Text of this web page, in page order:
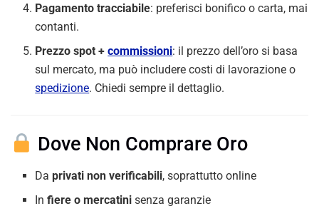
Pagamento tracciabile: preferisci bonifico o carta, mai
contanti.
Prezzo spot +commissioni: il prezzo dell’oro si basa
sul mercato, ma può includere costi di lavorazione o
spedizione. Chiedi sempre il dettaglio.
Dove Non Comprare Oro
Daprivati non verificabili, soprattutto online
Infiere o mercatini senza garanzie